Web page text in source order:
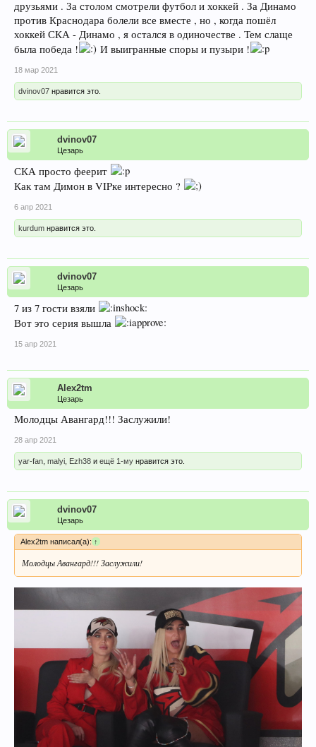
друзьями . За столом смотрели футбол и хоккей . За Динамо
против Краснодара болели все вместе , но , когда пошёл
хоккей СКА - Динамо , я остался в одиночестве . Тем слаще
была победа !
И выигранные споры и пузыри !
18 мар 2021
dvinov07 нравится это.
dvinov07
Цезарь
СКА просто феерит
Как там Димон в VIPке интересно ?
6 апр 2021
kurdum нравится это.
dvinov07
Цезарь
7 из 7 гости взяли
Вот это серия вышла
15 апр 2021
Alex2tm
Цезарь
Молодцы Авангард!!! Заслужили!
28 апр 2021
yar-fan malyi Ezh38 и ещё 1-му нравится это.
dvinov07
Цезарь
Alex2tm написал(а): ↑
Молодцы Авангард!!! Заслужили!